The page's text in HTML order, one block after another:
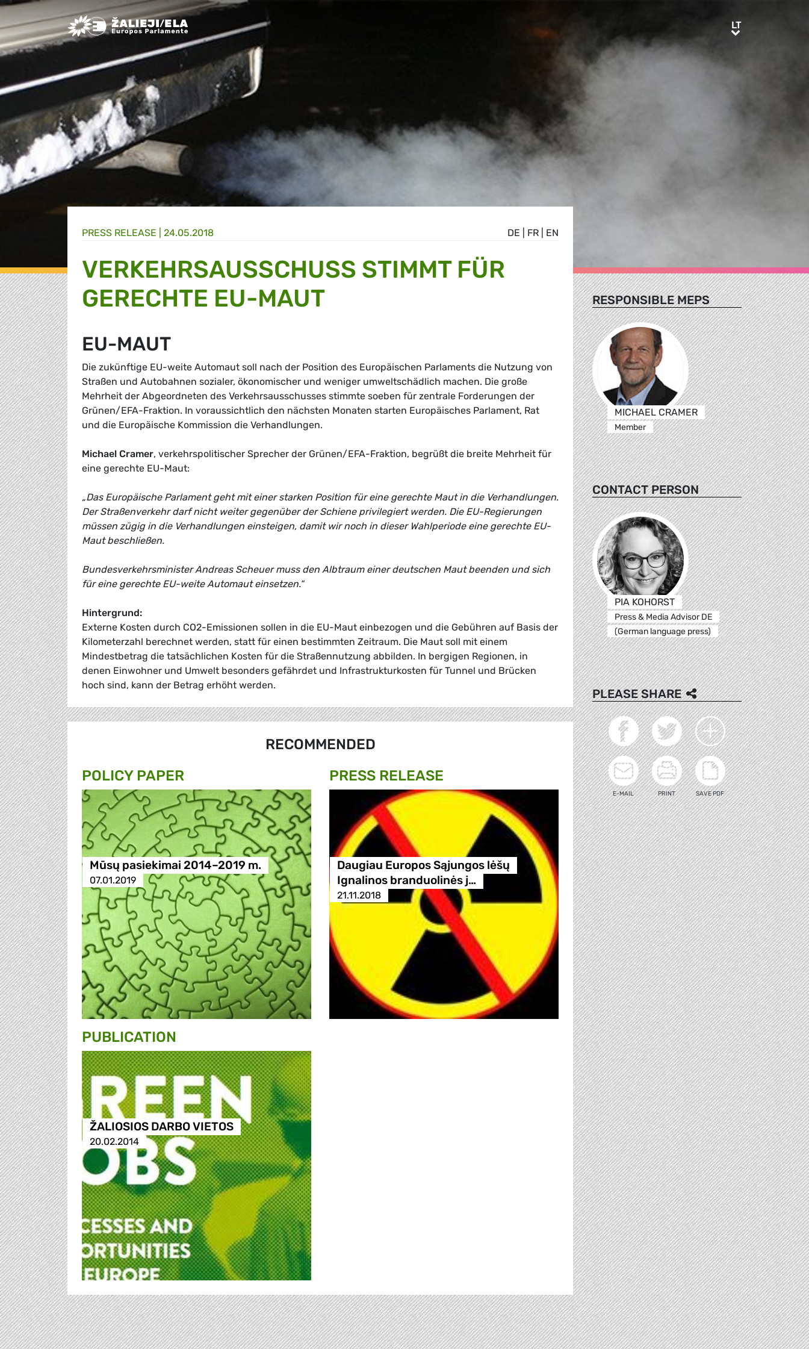
Greens/EFA Home LTLT
DE FR EN
PRESS RELEASE | 24.05.2018
VERKEHRSAUSSCHUSS STIMMT FÜR
GERECHTE EU-MAUT
EU-MAUT
Die zukünftige EU-weite Automaut soll nach der Position des Europäischen Parlaments die Nutzung von
Straßen und Autobahnen sozialer, ökonomischer und weniger umweltschädlich machen. Die große
Mehrheit der Abgeordneten des Verkehrsausschusses stimmte soeben für zentrale Forderungen der
Grünen/EFA-Fraktion. In voraussichtlich den nächsten Monaten starten Europäisches Parlament, Rat
und die Europäische Kommission die Verhandlungen.
Michael Cramer, verkehrspolitischer Sprecher der Grünen/EFA-Fraktion, begrüßt die breite Mehrheit für
eine gerechte EU-Maut:
„Das Europäische Parlament geht mit einer starken Position für eine gerechte Maut in die Verhandlungen.
Der Straßenverkehr darf nicht weiter gegenüber der Schiene privilegiert werden. Die EU-Regierungen
müssen zügig in die Verhandlungen einsteigen, damit wir noch in dieser Wahlperiode eine gerechte EU-
Maut beschließen.
Bundesverkehrsminister Andreas Scheuer muss den Albtraum einer deutschen Maut beenden und sich
für eine gerechte EU-weite Automaut einsetzen.“
Hintergrund:
Externe Kosten durch CO2-Emissionen sollen in die EU-Maut einbezogen und die Gebühren auf Basis der
Kilometerzahl berechnet werden, statt für einen bestimmten Zeitraum. Die Maut soll mit einem
Mindestbetrag die tatsächlichen Kosten für die Straßennutzung abbilden. In bergigen Regionen, in
denen Einwohner und Umwelt besonders gefährdet und Infrastrukturkosten für Tunnel und Brücken
hoch sind, kann der Betrag erhöht werden.
RECOMMENDED
POLICY PAPER
Mūsų pasiekimai 2014–2019 m.
07.01.2019
PRESS RELEASE
Daugiau Europos Sąjungos lėšų
Ignalinos branduolinės j…
21.11.2018
PUBLICATION
ŽALIOSIOS DARBO VIETOS
20.02.2014
RESPONSIBLE MEPS
MICHAEL CRAMER
Member
CONTACT PERSON
PIA KOHORST
Press & Media Advisor DE
(German language press)
PLEASE SHARE
E-MAIL PRINT SAVE PDF